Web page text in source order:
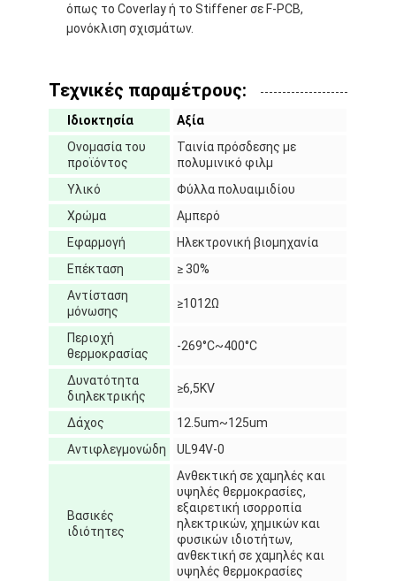
Σπίτι
Προϊόντα
Περίπου εμείς
Γύρος εργοστασίων
Ποιοτικός έλεγχος
Μας ελάτε σε επαφή με
Συγκολλητική ταινία μόνωσης
Ταινία μόνωσης υφασμάτων γυαλιού
Ανθεκτική στη θερμότητα ταινία μόνωσης
Κολλητική ταινία υφασμάτων γυαλιού
όπως το Coverlay ή το Stiffener σε F-PCB,
μονόκλιση σχισμάτων.
Τεχνικές παραμέτρους:
Ιδιοκτησία
Αξία
Ονομασία του
προϊόντος
Ταινία πρόσδεσης με
πολυμινικό φιλμ
Υλικό
Φύλλα πολυαιμιδίου
Χρώμα
Αμπερό
Εφαρμογή
Ηλεκτρονική βιομηχανία
Επέκταση
≥ 30%
Αντίσταση
μόνωσης
≥1012Ω
Περιοχή
θερμοκρασίας
-269°C~400°C
Δυνατότητα
διηλεκτρικής
≥6,5KV
Δάχος
12.5um~125um
Αντιφλεγμονώδη
UL94V-0
Βασικές
ιδιότητες
Ανθεκτική σε χαμηλές και
υψηλές θερμοκρασίες,
εξαιρετική ισορροπία
ηλεκτρικών, χημικών και
φυσικών ιδιοτήτων,
ανθεκτική σε χαμηλές και
υψηλές θερμοκρασίες